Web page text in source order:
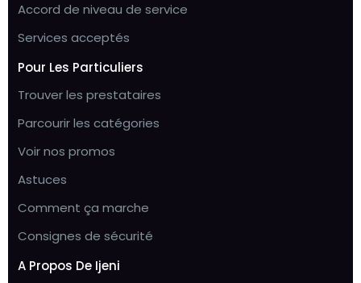
Accord de niveau de service
Services acceptés
Pour Les Particuliers
Trouver les prestataires
Parcourir les catégories
Voir nos promos
Astuces
Comment ça marche
Consignes de sécurité
A Propos De Ijeni